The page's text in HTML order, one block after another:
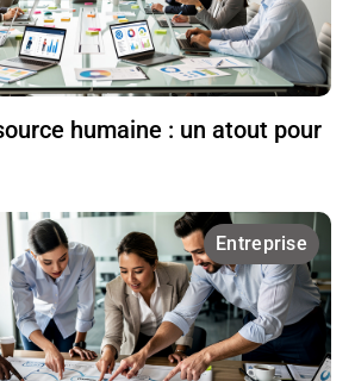
humaine : un atout pour
Entreprise